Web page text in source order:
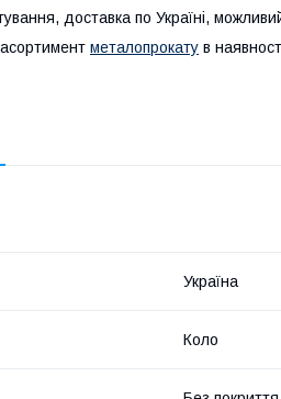
доставка по Україні,
металопрокату в
Україна
Коло